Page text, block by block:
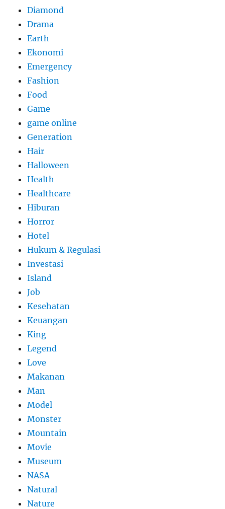
Diamond
Drama
Earth
Ekonomi
Emergency
Fashion
Food
Game
game online
Generation
Hair
Halloween
Health
Healthcare
Hiburan
Horror
Hotel
Hukum & Regulasi
Investasi
Island
Job
Kesehatan
Keuangan
King
Legend
Love
Makanan
Man
Model
Monster
Mountain
Movie
Museum
NASA
Natural
Nature